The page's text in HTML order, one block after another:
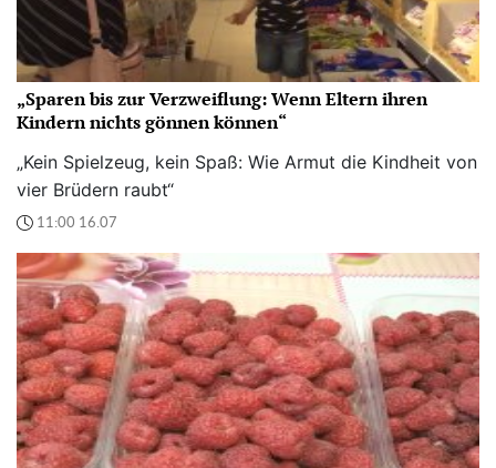
„Sparen bis zur Verzweiflung: Wenn Eltern ihren
Kindern nichts gönnen können“
„Kein Spielzeug, kein Spaß: Wie Armut die Kindheit von
vier Brüdern raubt“
11:00 16.07